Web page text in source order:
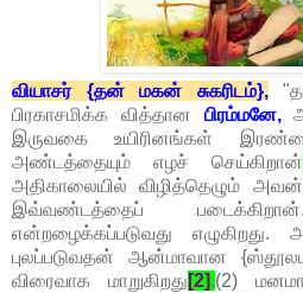
வியாசர் {தன் மகன் சுகரிடம்},
பிரகாசமிக்க வித்தான பிரம்மனே,
இருவகை உயிரினங்கள்
அண்டத்தையும் எழச் செய்கிறான்
அதிகாலையில் விழித்தெழும்
இவ்வண்டத்தைப்
என்றழைக்கப்படுவது
புலப்படுவதன் ஆன்மாவான
விரைவாக மாறுகிறது [2].(2)